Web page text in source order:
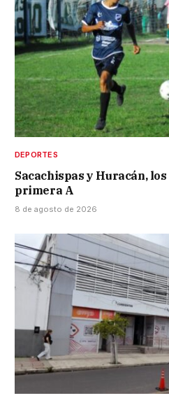
DEPORTES
Sacachispas y Huracán,
primera A
8 de agosto de 2026